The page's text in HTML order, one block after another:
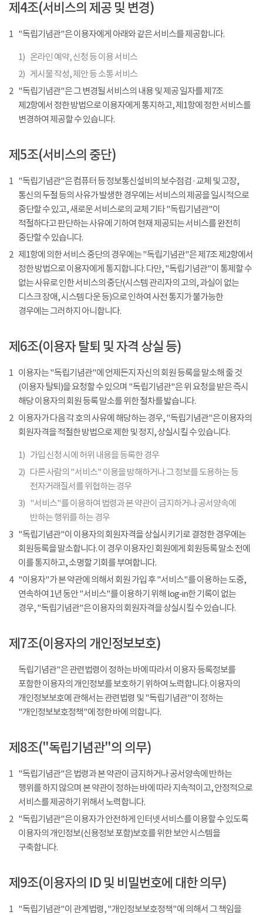
제4조(서비스의 제공 및 변경)
1 "독립기념관"은 이용자에게 아래와 같은 서비스를 제공합니다.
1) 온라인 예약, 신청 등 이용 서비스
2) 게시물 작성, 제안 등 소통 서비스
2 "독립기념관"은 그 변경될 서비스의 내용 및 제공 일자를 제7조
제2항에서 정한 방법으로 이용자에게 통지하고, 제1항에 정한 서비스를
변경하여 제공할 수 있습니다.
제5조(서비스의 중단)
1 "독립기념관"은 컴퓨터 등 정보통신설비의 보수점검 · 교체 및 고장,
통신의 두절 등의 사유가 발생한 경우에는 서비스의 제공을 일시적으로
중단할 수 있고, 새로운 서비스로의 교체 기타 "독립기념관"이
적절하다고 판단하는 사유에 기하여 현재 제공되는 서비스를 완전히
중단할 수 있습니다.
2 제1항에 의한 서비스 중단의 경우에는 "독립기념관"은 제7조 제2항에서
정한 방법으로 이용자에게 통지합니다. 다만, "독립기념관"이 통제할 수
없는 사유로 인한 서비스의 중단(시스템 관리자의 고의, 과실이 없는
디스크 장애, 시스템 다운 등)으로 인하여 사전 통지가 불가능한
경우에는 그러하지 아니합니다.
제6조(이용자 탈퇴 및 자격 상실 등)
1 이용자는 "독립기념관"에 언제든지 자신의 회원 등록을 말소해 줄 것
(이용자 탈퇴)을 요청할 수 있으며 "독립기념관"은 위 요청을 받은 즉시
해당 이용자의 회원 등록 말소를 위한 절차를 밟습니다.
2 이용자가 다음 각 호의 사유에 해당하는 경우, "독립기념관"은 이용자의
회원자격을 적절한 방법으로 제한 및 정지, 상실시킬 수 있습니다.
1) 가입 신청 시에 허위 내용을 등록한 경우
2) 다른 사람의 "서비스" 이용을 방해하거나 그 정보를 도용하는 등
전자거래질서를 위협하는 경우
3) "서비스"를 이용하여 법령과 본 약관이 금지하거나 공서양속에
반하는 행위를 하는 경우
3 "독립기념관"이 이용자의 회원자격을 상실시키기로 결정한 경우에는
회원등록을 말소합니다. 이 경우 이용자인 회원에게 회원등록 말소 전에
이를 통지하고, 소명할 기회를 부여합니다.
4
"이용자"가 본 약관에 의해서 회원 가입 후 "서비스"를 이용하는 도중,
연속하여 1년 동안 "서비스"를 이용하기 위해 log-in한 기록이 없는
경우, "독립기념관"은 이용자의 회원자격을 상실시킬 수 있습니다.
제7조(이용자의 개인정보보호)
독립기념관"은 관련법령이 정하는 바에 따라서 이용자 등록정보를
포함한 이용자의 개인정보를 보호하기 위하여 노력합니다. 이용자의
개인정보보호에 관해서는 관련법령 및 "독립기념관"이 정하는
"개인정보보호정책"에 정한 바에 의합니다.
제8조("독립기념관"의 의무)
1 "독립기념관"은 법령과 본 약관이 금지하거나 공서양속에 반하는
행위를 하지 않으며 본 약관이 정하는 바에 따라 지속적이고, 안정적으로
서비스를 제공하기 위해서 노력합니다.
2 "독립기념관"은 이용자가 안전하게 인터넷 서비스를 이용할 수 있도록
이용자의 개인정보(신용정보 포함)보호를 위한 보안 시스템을
구축합니다.
제9조(이용자의 ID 및 비밀번호에 대한 의무)
1 "독립기념관"이 관계법령, "개인정보보호정책"에 의해서 그 책임을